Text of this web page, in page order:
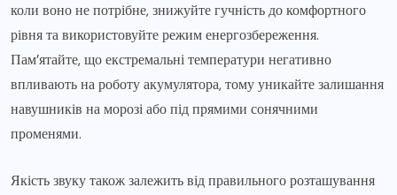
коли воно не потрібне, знижуйте гучність до комфортного
рівня та використовуйте режим енергозбереження.
Пам’ятайте, що екстремальні температури негативно
впливають на роботу акумулятора, тому уникайте залишання
навушників на морозі або під прямими сонячними
променями.
Якість звуку також залежить від правильного розташування